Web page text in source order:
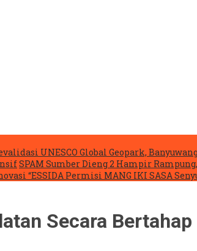
UNESCO Global Geopark,
SPAM Sumber Dieng 2 Hampir
“ESSIDA Permisi MANG IKI SASA
Secara Bertahap